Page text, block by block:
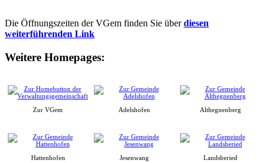
Die Öffnungszeiten der VGem finden Sie überdiesen
weiterführenden Link
Weitere Homepages:
Zur VGem Adelshofen Althegnenberg
Hattenhofen Jesenwang Landsberied